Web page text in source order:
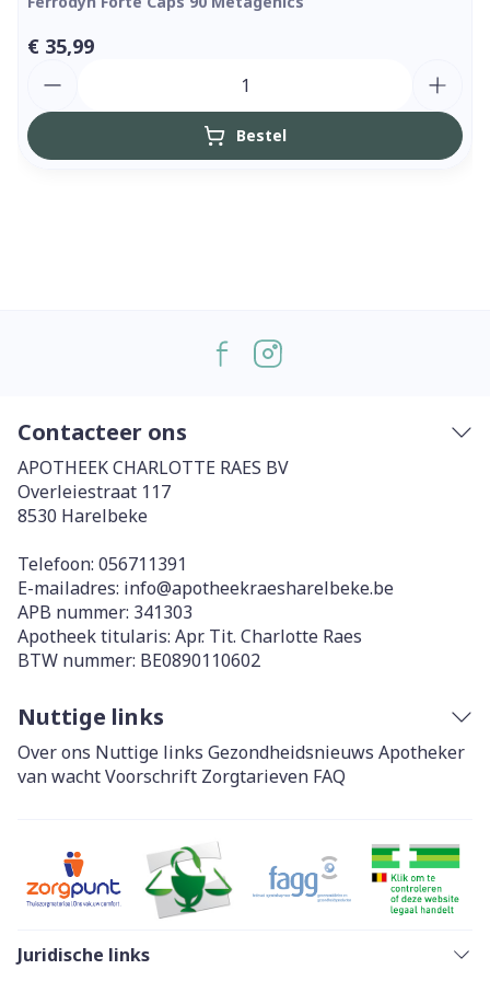
€ 35,99
Bestel
Contacteer ons
APOTHEEK CHARLOTTE RAES BV
Overleiestraat 117
8530 Harelbeke
Telefoon: 056711391
E-mailadres: info@apotheekraesharelbeke.be
APB nummer: 341303
Apotheek titularis: Apr. Tit. Charlotte Raes
BTW nummer: BE0890110602
Nuttige links
Over ons Nuttige links Gezondheidsnieuws Apotheker
van wachtVoorschrift Zorgtarieven FAQ
Juridische links